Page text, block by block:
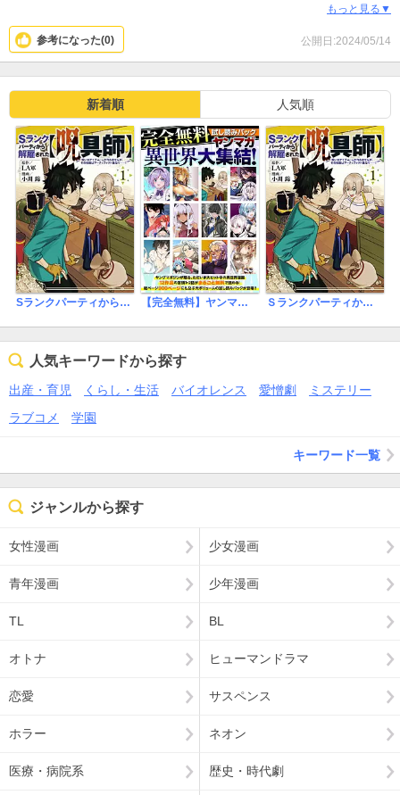
レベルがやステータスが上がって強くなるとかの話とは違い、あま
り戦闘はしない、スローライフ的な話しです。
もっと見る▼
公開日:2024/05/14
参考になった(0)
新着順 人気順
Sランクパーティから解雇された【呪具師】～『呪いのアイテム』しか作れませんが、その性能はアーティファクト級なり……！～【タテヨミ】 【完全無料】ヤンマガ異世界大集結！ 試し読みパック Ｓランクパーティから解雇された【呪具師】～『呪いのアイテム』しか作れませんが、その性能はアーティファクト級なり……！～
人気キーワードから探す
出産・育児 くらし・生活 バイオレンス 愛憎劇
ミステリー
ラブコメ
学園
キーワード一覧
ジャンルから探す
女性漫画 少女漫画
青年漫画 少年漫画
TL BL
オトナ ヒューマンドラマ
恋愛 サスペンス
ホラー ネオン
医療・病院系 歴史・時代劇